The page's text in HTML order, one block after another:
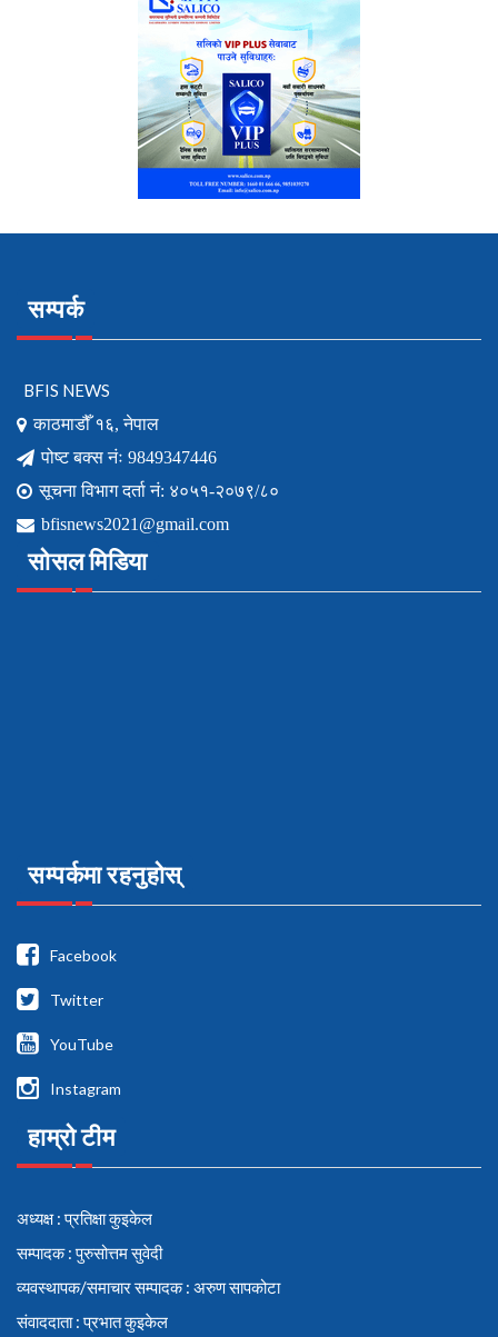
सम्पर्क
BFIS NEWS
काठमाडौँ १६, नेपाल
पोष्ट बक्स नंः 9849347446
सूचना विभाग दर्ता नं: ४०५१-२०७९/८०
bfisnews2021@gmail.com
सोसल मिडिया
सम्पर्कमा रहनुहोस्
Facebook
Twitter
YouTube
Instagram
हाम्रो टीम
अध्यक्ष : प्रतिक्षा कुइकेल
सम्पादक : पुरुसोत्तम सुवेदी
व्यवस्थापक/समाचार सम्पादक : अरुण सापकोटा
संवाददाता : प्रभात कुइकेल